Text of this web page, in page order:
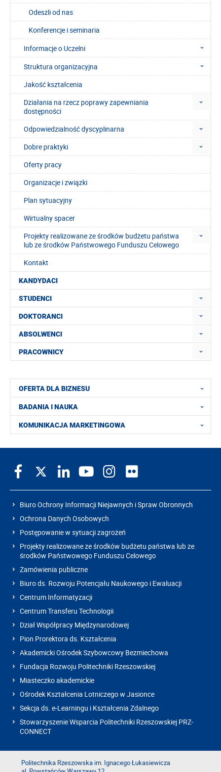
Odeszli od nas
Konferencje i seminaria
Informacje o Uczelni
Struktura organizacyjna
Jakość kształcenia
Działania na rzecz poprawy zapewniania
dostępności
Odpowiedzialność dyscyplinarna
Dobre praktyki
Oferty pracy
Organizacje i związki
Plan sytuacyjny
Wirtualny spacer
Projekty realizowane ze środków budżetu państwa
lub ze środków Państwowego Funduszu Celowego
Kontakt
KANDYDACI
STUDENCI
DOKTORANCI
ABSOLWENCI
PRACOWNICY
OFERTA DLA BIZNESU
BADANIA I NAUKA
KOMUNIKACJA MARKETINGOWA
Biuro Ochrony Informacji Niejawnych i Spraw Obronnych
Ochrona Danych Osobowych
Postępowanie w sytuacji zagrożeń
Projekty realizowane ze środków budżetu państwa lub ze
środków Państwowego Funduszu Celowego
Zamówienia publiczne
Biuro ds. Rozwoju Potencjału Naukowego i Ewaluacji
Centrum Informatyzacji
Centrum Transferu Technologii
Dział Współpracy Międzynarodowej
Pion Prorektora ds. Kształcenia
Akademicki Ośrodek Szybowcowy Bezmiechowa
Fundacja Rozwoju Politechniki Rzeszowskiej
Miasteczko akademickie
Ośrodek Kształcenia Lotniczego w Jasionce
Sekcja ds. e-Learningu i Kształcenia Zdalnego
Stowarzyszenie Wsparcia Politechniki Rzeszowskiej PRZ-
CONNECT
Politechnika Rzeszowska im. Ignacego Łukasiewicza